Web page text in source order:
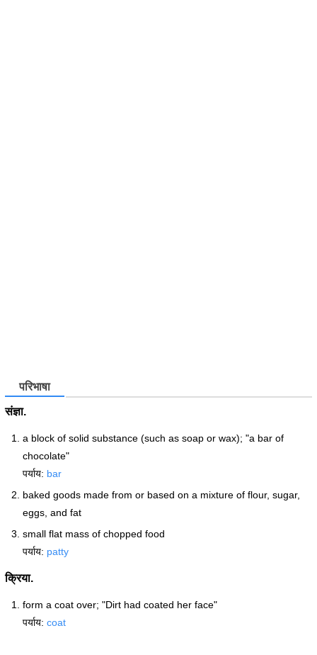
परिभाषा
संज्ञा.
a block of solid substance (such as soap or wax); "a bar of
chocolate"
पर्याय: bar
baked goods made from or based on a mixture of flour, sugar,
eggs, and fat
small flat mass of chopped food
पर्याय: patty
क्रिया.
form a coat over; "Dirt had coated her face"
पर्याय: coat